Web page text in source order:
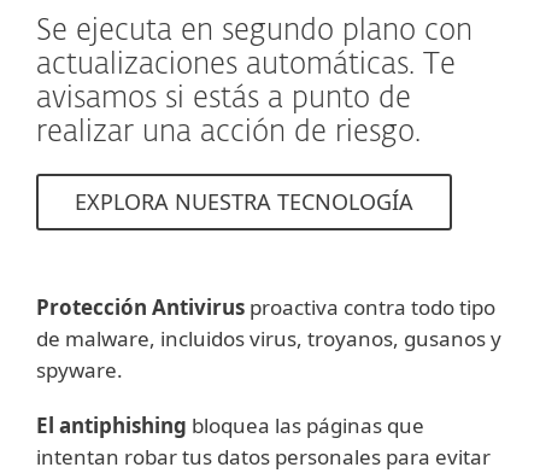
Se ejecuta en segundo plano con
actualizaciones automáticas. Te
avisamos si estás a punto de
realizar una acción de riesgo.
EXPLORA NUESTRA TECNOLOGÍA
Protección Antivirus proactiva contra todo tipo
de malware, incluidos virus, troyanos, gusanos y
spyware.
El antiphishing bloquea las páginas que
intentan robar tus datos personales para evitar